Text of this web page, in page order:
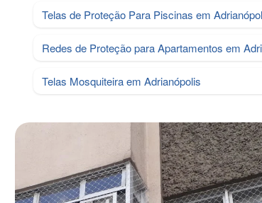
Telas de Proteção Para Piscinas em
Redes de Proteção para Apartamentos em
Telas Mosquiteira em Adrianópolis